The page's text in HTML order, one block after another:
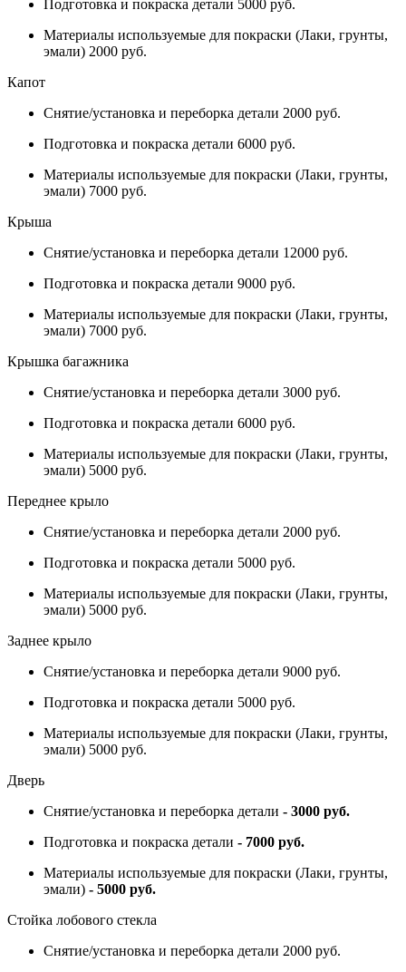
Подготовка и покраска детали 5000 руб.
Материалы используемые для покраски (Лаки, грунты,
эмали) 2000 руб.
Капот
Снятие/установка и переборка детали 2000 руб.
Подготовка и покраска детали 6000 руб.
Материалы используемые для покраски (Лаки, грунты,
эмали) 7000 руб.
Крыша
Снятие/установка и переборка детали 12000 руб.
Подготовка и покраска детали 9000 руб.
Материалы используемые для покраски (Лаки, грунты,
эмали) 7000 руб.
Крышка багажника
Снятие/установка и переборка детали 3000 руб.
Подготовка и покраска детали 6000 руб.
Материалы используемые для покраски (Лаки, грунты,
эмали) 5000 руб.
Переднее крыло
Снятие/установка и переборка детали 2000 руб.
Подготовка и покраска детали 5000 руб.
Материалы используемые для покраски (Лаки, грунты,
эмали) 5000 руб.
Заднее крыло
Снятие/установка и переборка детали 9000 руб.
Подготовка и покраска детали 5000 руб.
Материалы используемые для покраски (Лаки, грунты,
эмали) 5000 руб.
Дверь
Снятие/установка и переборка детали - 3000 руб.
Подготовка и покраска детали - 7000 руб.
Материалы используемые для покраски (Лаки, грунты,
эмали) - 5000 руб.
Стойка лобового стекла
Снятие/установка и переборка детали 2000 руб.